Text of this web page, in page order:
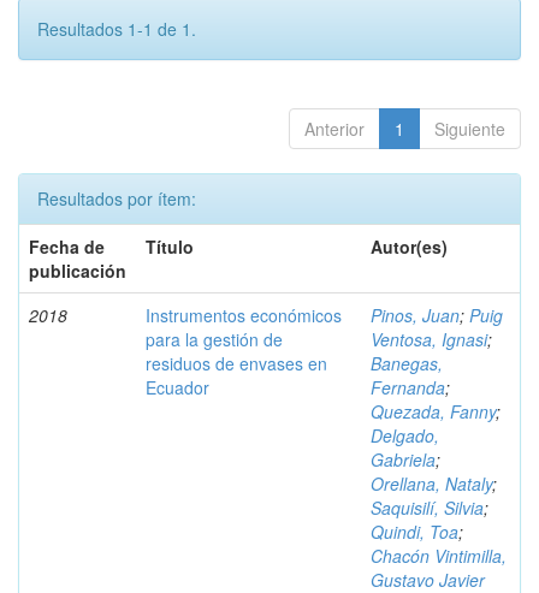
Resultados 1-1 de 1.
Anterior 1 Siguiente
Resultados por ítem:
Fecha de
publicación
Título Autor(es)
2018
Instrumentos económicos
para la gestión de
residuos de envases en
Ecuador
Pinos, Juan; Puig
Ventosa, Ignasi;
Banegas,
Fernanda;
Quezada, Fanny;
Delgado,
Gabriela;
Orellana, Nataly;
Saquisilí, Silvia;
Quindi, Toa;
Chacón Vintimilla,
Gustavo Javier